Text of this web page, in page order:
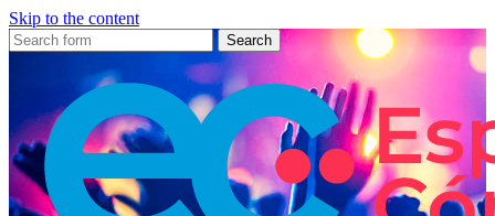
Skip to the content
Search
for: